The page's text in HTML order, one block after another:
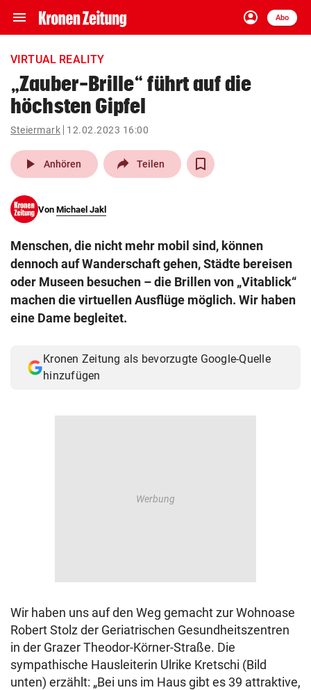
menu Navigation
ein-/ausklappen
account_circle
Anmelden
Abo
close Schließen
account_circle Anmelden
pin_drop
Wien arrow_right
search
eingeben
© Krone Multimedia GmbH & Co KG 2026
VIRTUAL REALITY
„Zauber-Brille“ führt auf die
höchsten Gipfel
Steiermark 12.02.2023 16:00
play_arrow Anhören Teilen
Von Michael Jakl
Menschen, die nicht mehr mobil sind, können
dennoch auf Wanderschaft gehen, Städte bereisen
oder Museen besuchen – die Brillen von „Vitablick“
machen die virtuellen Ausflüge möglich. Wir haben
eine Dame begleitet.
Kronen Zeitung als bevorzugte Google-Quelle
hinzufügen
Wir haben uns auf den Weg gemacht zur Wohnoase
Robert Stolz der Geriatrischen Gesundheitszentren
in der Grazer Theodor-Körner-Straße. Die
sympathische Hausleiterin Ulrike Kretschi (Bild
unten) erzählt: „Bei uns im Haus gibt es 39 attraktive,